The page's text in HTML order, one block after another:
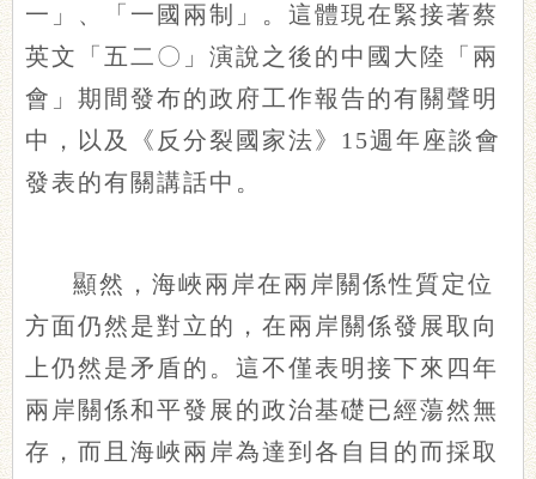
一」、「一國兩制」。這體現在緊接著蔡
英文「五二〇」演說之後的中國大陸「兩
會」期間發布的政府工作報告的有關聲明
中，以及《反分裂國家法》15週年座談會
發表的有關講話中。
顯然，海峽兩岸在兩岸關係性質定位
方面仍然是對立的，在兩岸關係發展取向
上仍然是矛盾的。這不僅表明接下來四年
兩岸關係和平發展的政治基礎已經蕩然無
存，而且海峽兩岸為達到各自目的而採取